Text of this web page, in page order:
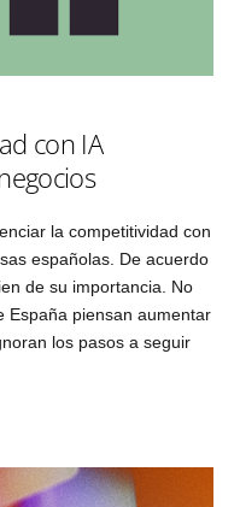
con IA
la competitividad con
españolas. De acuerdo
de su importancia. No
España piensan aumentar
los pasos a seguir